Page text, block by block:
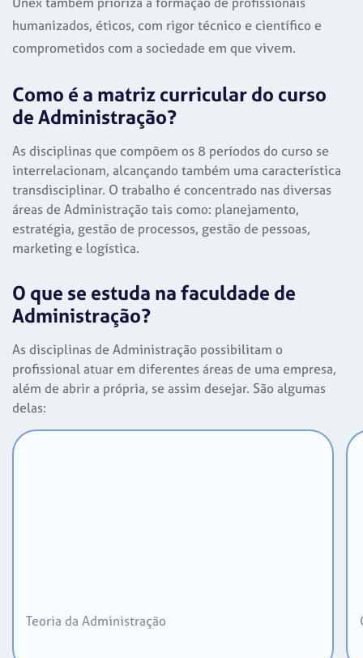
humanizados, éticos, com rigor técnico e científico e
comprometidos com a sociedade em que vivem.
Como é a matriz curricular do curso
de Administração?
As disciplinas que compõem os 8 períodos do curso se
interrelacionam, alcançando também uma característica
transdisciplinar. O trabalho é concentrado nas diversas
áreas de Administração tais como: planejamento,
estratégia, gestão de processos, gestão de pessoas,
marketing e logística.
O que se estuda na faculdade de
Administração?
As disciplinas de Administração possibilitam o
profissional atuar em diferentes áreas de uma empresa,
além de abrir a própria, se assim desejar. São algumas
delas:
Teoria da Administração